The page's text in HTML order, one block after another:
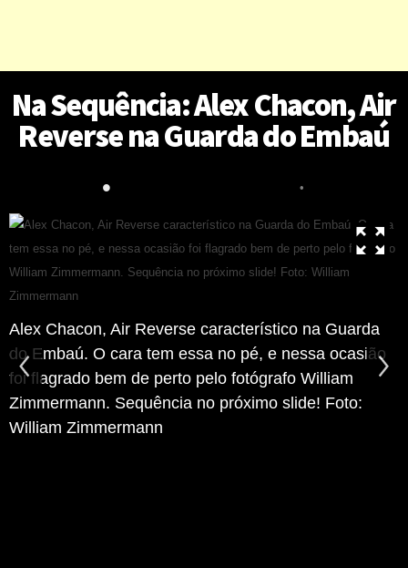
Na Sequência: Alex Chacon, Air
Reverse na Guarda do Embaú
• •
Alex Chacon, Air Reverse característico na Guarda
do Embaú. O cara tem essa no pé, e nessa ocasião
foi flagrado bem de perto pelo fotógrafo William
Zimmermann. Sequência no próximo slide! Foto:
William Zimmermann